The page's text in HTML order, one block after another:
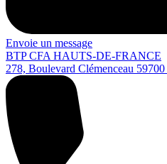
Envoie un message
BTP CFA HAUTS-DE-FRANCE
278, Boulevard Clémenceau 59700